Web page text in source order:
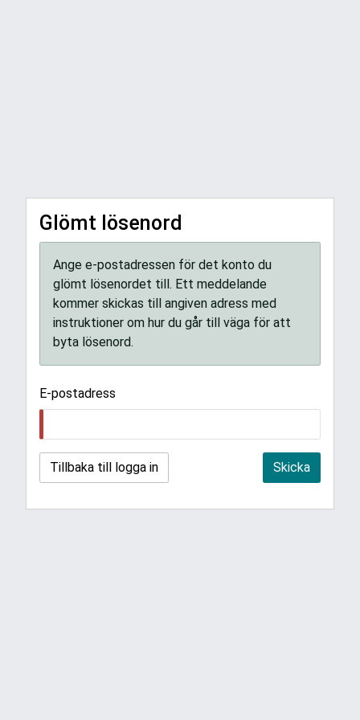
Glömt lösenord
Ange e-postadressen för det konto du
glömt lösenordet till. Ett meddelande
kommer skickas till angiven adress med
instruktioner om hur du går till väga för att
byta lösenord.
E-postadress
Tillbaka till logga in Skicka